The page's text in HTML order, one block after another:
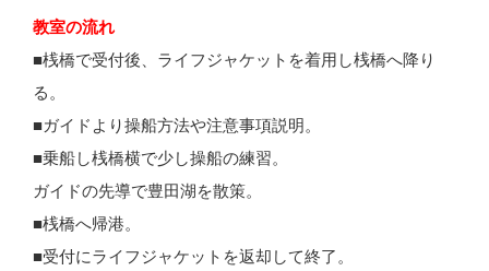
教室の流れ
■桟橋で受付後、ライフジャケットを着用し桟橋へ降り
る。
■ガイドより操船方法や注意事項説明。
■乗船し桟橋横で少し操船の練習。
ガイドの先導で豊田湖を散策。
■桟橋へ帰港。
■受付にライフジャケットを返却して終了。